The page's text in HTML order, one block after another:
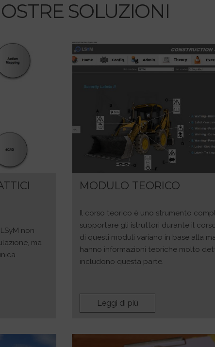
SOLUZIONI
non
ma
MODULO TEORICO
Il corso teorico è uno strumento
supportare gli istruttori durante il
di questi moduli variano in base alla
hanno informazioni teoriche molto
includono questa parte.
Leggi di più